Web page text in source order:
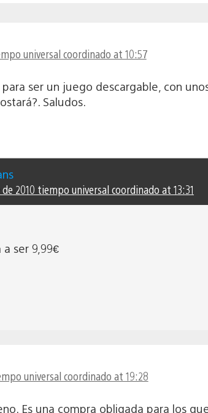
universal coordinado at 10:57
ser un juego descargable, con
Saludos.
2010 tiempo universal coordinado at 13:31
ser 9,99€
universal coordinado at 19:28
Es una compra obligada para los